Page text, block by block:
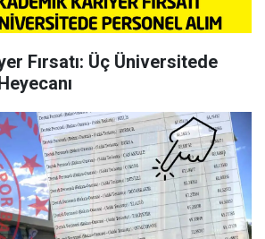
Fırsatı: Üç Üniversitede